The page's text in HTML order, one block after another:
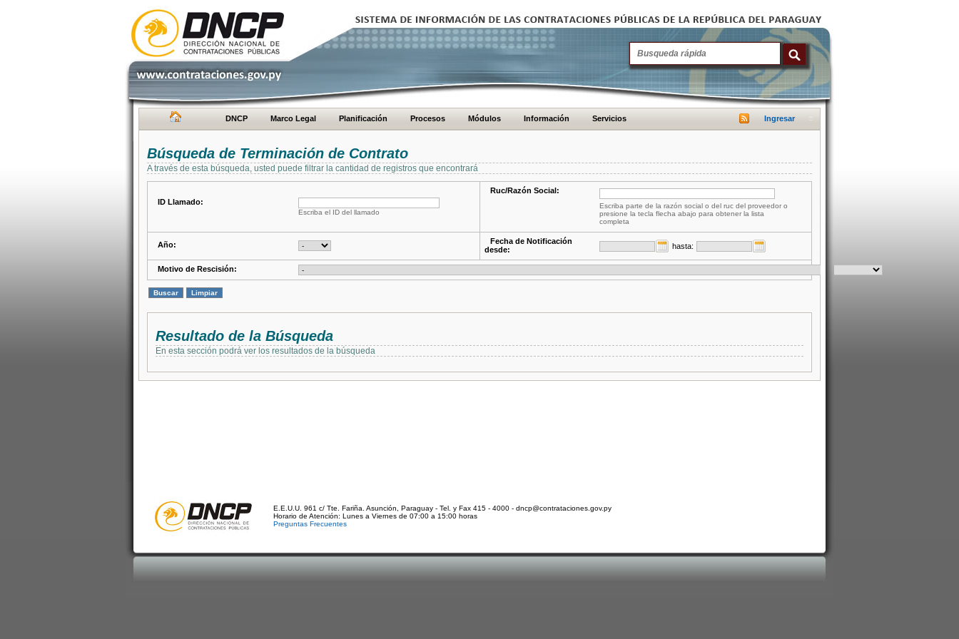
DNCP Marco Legal Planificación Procesos Módulos Información Servicios Ingresar
Búsqueda de Terminación de Contrato
A través de esta búsqueda, usted puede filtrar la cantidad de registros que encontrará
ID Llamado:
Escriba el ID del llamado
Ruc/Razón Social:
Escriba parte de la razón social o del ruc del proveedor o
presione la tecla flecha abajo para obtener la lista
completa
Año:
Fecha de Notificación
desde:
hasta:
Motivo de Rescisión:
Resultado de la Búsqueda
En esta sección podrá ver los resultados de la búsqueda
E.E.U.U. 961 c/ Tte. Fariña. Asunción, Paraguay - Tel. y Fax 415 - 4000 - dncp@contrataciones.gov.py
Horario de Atención: Lunes a Viernes de 07:00 a 15:00 horas
Preguntas Frecuentes